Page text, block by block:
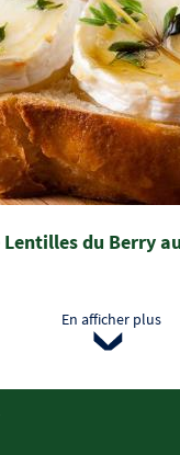
Lentilles du Berry
En afficher plus